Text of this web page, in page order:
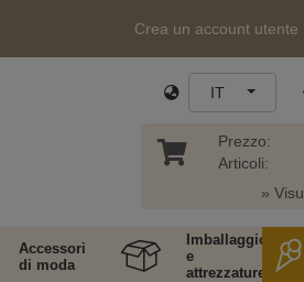
Crea un account utente
IT
Prezzo:
Articoli:
»
Accessori
di moda
Imballaggio
e
attrezzature